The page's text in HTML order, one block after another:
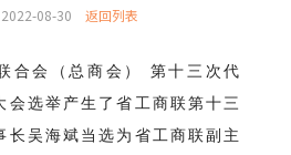
08-30 返回列表
合会（总商会） 第十三次代
会选举产生了省工商联第十三
吴海斌当选为省工商联副主